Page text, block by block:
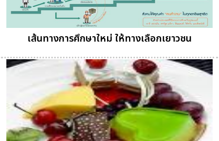
เส้นทางการศึกษาใหม่ ให้ทางเลือกเยาวชน